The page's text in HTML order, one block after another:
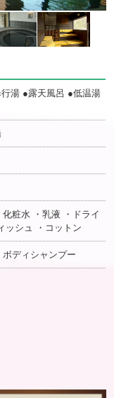
湯 ●露天風呂 ●低温湯
化粧水 ・乳液 ・ドライ
ッシュ ・コットン
ボディシャンプー